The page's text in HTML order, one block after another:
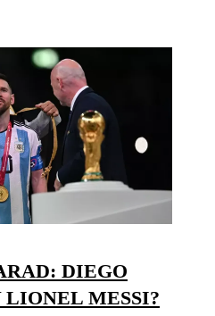
DIEGO
MESSI?